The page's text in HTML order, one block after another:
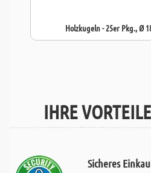
Holzkugeln - 25er Pkg., Ø
IHRE
Sicheres